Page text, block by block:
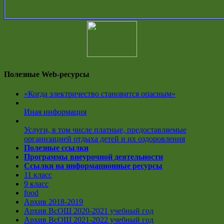
Полезные Web-ресурсы
«Когда электричество становится опасным»
Иная информация
Услуги, в том числе платные, предоставляемые
организацией отдыха детей и их оздоровления
Полезные ссылки
Программы внеурочной деятельности
Ссылки на информационные ресурсы
11 класс
9 класс
food
Архив 2018-2019
Архив ВсОШ 2020-2021 учебный год
Архив ВсОШ 2021-2022 учебный год